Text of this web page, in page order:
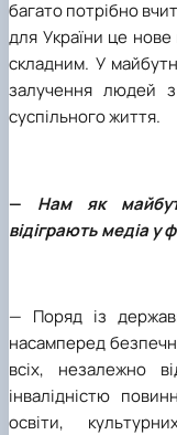
багато потрібно
для України це
складним. У
залучення людей
суспільного життя.
— Нам як
відіграють медіа у
— Поряд із
насамперед
всіх, незалежно
інвалідністю
освіти,